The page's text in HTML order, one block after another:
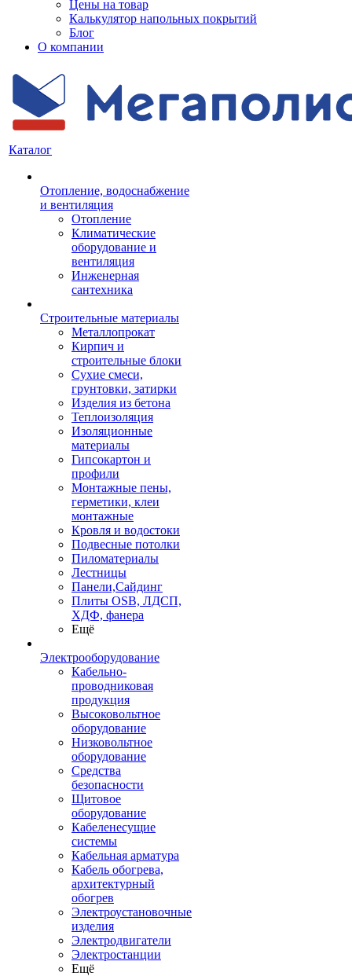
Цены на товар
Калькулятор напольных покрытий
Блог
О компании
Каталог
Отопление, водоснабжение
и вентиляция
Отопление
Климатические
оборудование и
вентиляция
Инженерная
сантехника
Строительные материалы
Металлопрокат
Кирпич и
строительные блоки
Сухие смеси,
грунтовки, затирки
Изделия из бетона
Теплоизоляция
Изоляционные
материалы
Гипсокартон и
профили
Монтажные пены,
герметики, клеи
монтажные
Кровля и водостоки
Подвесные потолки
Пиломатериалы
Лестницы
Панели,Сайдинг
Плиты OSB, ЛДСП,
ХДФ, фанера
Ещё
Электрооборудование
Кабельно-
проводниковая
продукция
Высоковольтное
оборудование
Низковольтное
оборудование
Средства
безопасности
Щитовое
оборудование
Кабеленесущие
системы
Кабельная арматура
Кабель обогрева,
архитектурный
обогрев
Электроустановочные
изделия
Электродвигатели
Электростанции
Ещё